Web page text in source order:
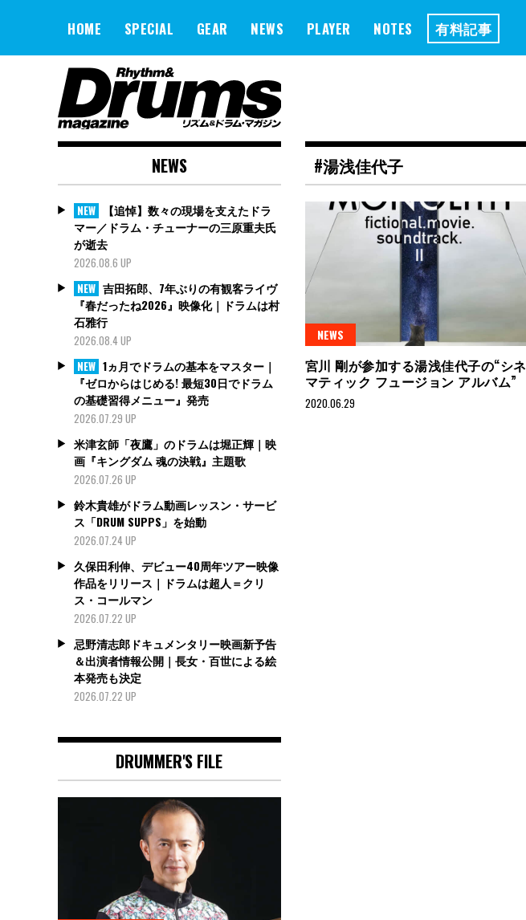
HOME SPECIAL GEAR NEWS PLAYER NOTES 有料記事
#湯浅佳代子
NEWS
宮川 剛が参加する湯浅佳代子の“シネ
マティック フュージョン アルバム”
2020.06.29
NEWS
NEW
【追悼】数々の現場を支えたドラ
マー／ドラム・チューナーの三原重夫氏
が逝去
2026.08.6 UP
NEW 吉田拓郎、7年ぶりの有観客ライヴ
『春だったね2026』映像化｜ドラムは村
石雅行
2026.08.4 UP
NEW 1ヵ月でドラムの基本をマスター｜
『ゼロからはじめる! 最短30日でドラム
の基礎習得メニュー』発売
2026.07.29 UP
米津玄師「夜鷹」のドラムは堀正輝｜映
画『キングダム 魂の決戦』主題歌
2026.07.26 UP
鈴木貴雄がドラム動画レッスン・サービ
ス「DRUM SUPPS」を始動
2026.07.24 UP
久保田利伸、デビュー40周年ツアー映像
作品をリリース｜ドラムは超人＝クリ
ス・コールマン
2026.07.22 UP
忌野清志郎ドキュメンタリー映画新予告
＆出演者情報公開｜長女・百世による絵
本発売も決定
2026.07.22 UP
DRUMMER'S FILE